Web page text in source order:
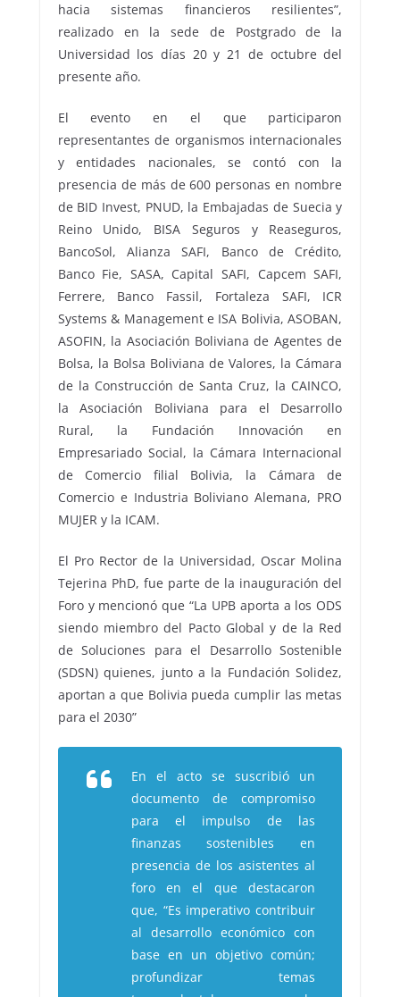
hacia sistemas financieros resilientes”,
realizado en la sede de Postgrado de la
Universidad los días 20 y 21 de octubre del
presente año.
El evento en el que participaron
representantes de organismos internacionales
y entidades nacionales, se contó con la
presencia de más de 600 personas en nombre
de BID Invest, PNUD, la Embajadas de Suecia y
Reino Unido, BISA Seguros y Reaseguros,
BancoSol, Alianza SAFI, Banco de Crédito,
Banco Fie, SASA, Capital SAFI, Capcem SAFI,
Ferrere, Banco Fassil, Fortaleza SAFI, ICR
Systems & Management e ISA Bolivia, ASOBAN,
ASOFIN, la Asociación Boliviana de Agentes de
Bolsa, la Bolsa Boliviana de Valores, la Cámara
de la Construcción de Santa Cruz, la CAINCO,
la Asociación Boliviana para el Desarrollo
Rural, la Fundación Innovación en
Empresariado Social, la Cámara Internacional
de Comercio filial Bolivia, la Cámara de
Comercio e Industria Boliviano Alemana, PRO
MUJER y la ICAM.
El Pro Rector de la Universidad, Oscar Molina
Tejerina PhD, fue parte de la inauguración del
Foro y mencionó que “La UPB aporta a los ODS
siendo miembro del Pacto Global y de la Red
de Soluciones para el Desarrollo Sostenible
(SDSN) quienes, junto a la Fundación Solidez,
aportan a que Bolivia pueda cumplir las metas
para el 2030”
En el acto se suscribió un
documento de compromiso
para el impulso de las
finanzas sostenibles en
presencia de los asistentes al
foro en el que destacaron
que, “Es imperativo contribuir
al desarrollo económico con
base en un objetivo común;
profundizar temas